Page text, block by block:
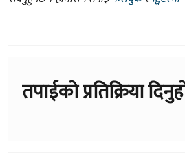
तपाईको प्रतिक्रिया